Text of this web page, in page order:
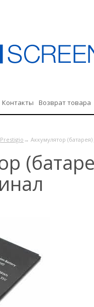
Контакты Возврат товара
Prestigio → Аккумулятор